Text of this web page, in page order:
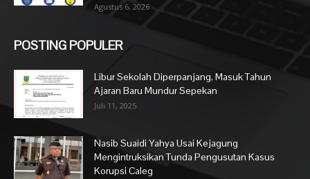
Agustus 6, 2026
POSTING POPULER
Libur Sekolah Diperpanjang, Masuk Tahun
Ajaran Baru Mundur Sepekan
Juli 11, 2025
Nasib Suaidi Yahya Usai Kejagung
Mengintruksikan Tunda Pengusutan Kasus
Korupsi Caleg